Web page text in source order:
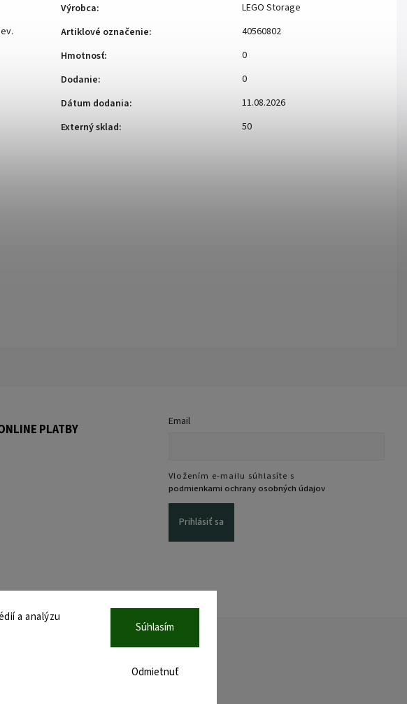
a analýzu
Odmietnuť
Súhlasím
Výrobca:
LEGO Storage
Artiklové označenie:
40560802
Hmotnosť:
0
Dodanie:
0
Dátum dodania:
11.08.2026
Externý sklad: 50
PLATBY
Email
Vložením e-mailu súhlasíte s
podmienkami ochrany osobných údajov
Prihlásiť sa